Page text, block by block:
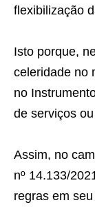
flexibilização
Isto porque,
celeridade no
no
de serviços
Assim, no
nº 14.133/
regras em